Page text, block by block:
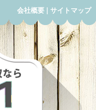
会社概要 | サイトマップ